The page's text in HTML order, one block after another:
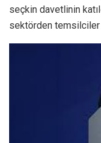
seçkin davetlinin
sektörden temsilciler